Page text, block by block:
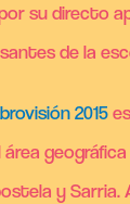
su directo
de la
2015
y